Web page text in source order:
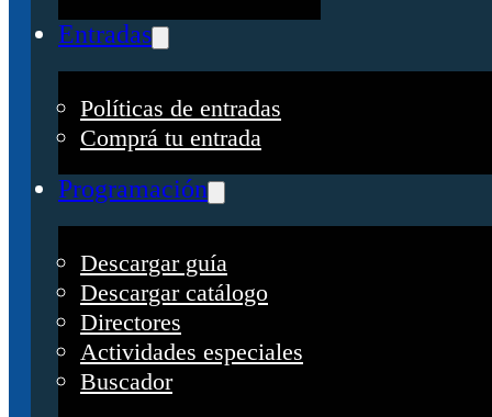
Entradas
Políticas de entradas
Comprá tu entrada
Programación
Descargar guía
Descargar catálogo
Directores
Actividades especiales
Buscador